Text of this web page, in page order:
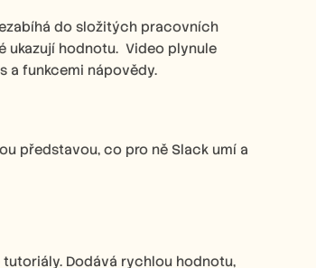
do složitých pracovních
hodnotu.  Video plynule
a funkcemi nápovědy.
představou, co pro ně Slack umí a
Dodává rychlou hodnotu,